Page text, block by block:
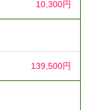
10,300円
139,500円